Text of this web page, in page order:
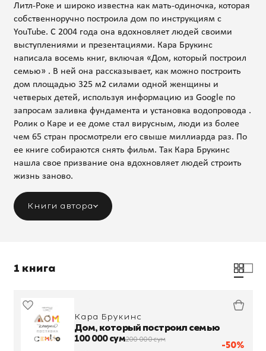
Литл-Роке и широко известна как мать-одиночка, которая
собственноручно построила дом по инструкциям с
YouTube. С 2004 года она вдохновляет людей своими
выступлениями и презентациями. Кара Брукинс
написала восемь книг, включая «Дом, который построил
семью» . В ней она рассказывает, как можно построить
дом площадью 325 м2 силами одной женщины и
четверых детей, используя информацию из Google по
запросам заливка фундамента и установка водопровода .
Ролик о Каре и ее доме стал вирусным, люди из более
чем 65 стран просмотрели его свыше миллиарда раз. По
ее книге собираются снять фильм. Так Кара Брукинс
нашла свое призвание она вдохновляет людей строить
жизнь заново.
Книги автора
1 книга
-50%
Кара Брукинс
Дом, который построил семью
100 000 сум200 000 сум